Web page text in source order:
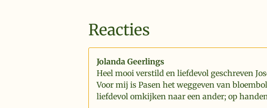
Reacties
Jolanda Geerlings
Heel mooi verstild en liefdevol geschreven
Voor mij is Pasen het weggeven van
liefdevol omkijken naar een ander; op